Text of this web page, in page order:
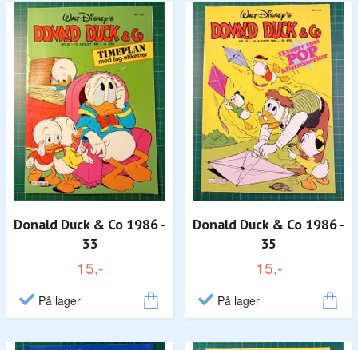
Donald Duck & Co 1986 -
33
15,-
På lager
Donald Duck & Co 1986 -
35
15,-
På lager